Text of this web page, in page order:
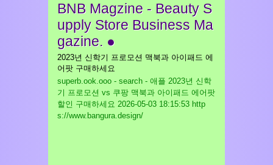
BNB Magzine - Beauty S
upply Store Business Ma
gazine. ●
2023년 신학기 프로모션 맥북과 아이패드 에
어팟 구매하세요
superb.ook.ooo - search - 애플 2023년 신학
기 프로모션 vs 쿠팡 맥북과 아이패드 에어팟
할인 구매하세요 2026-05-03 18:15:53 http
s://www.bangura.design/